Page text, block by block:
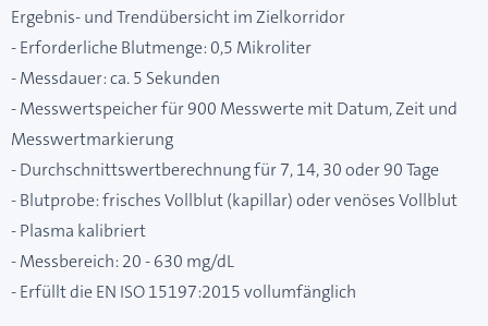
Ergebnis- und Trendübersicht im Zielkorridor
- Erforderliche Blutmenge: 0,5 Mikroliter
- Messdauer: ca. 5 Sekunden
- Messwertspeicher für 900 Messwerte mit Datum, Zeit und
Messwertmarkierung
- Durchschnittswertberechnung für 7, 14, 30 oder 90 Tage
- Blutprobe: frisches Vollblut (kapillar) oder venöses Vollblut
- Plasma kalibriert
- Messbereich: 20 - 630 mg/dL
- Erfüllt die EN ISO 15197:2015 vollumfänglich